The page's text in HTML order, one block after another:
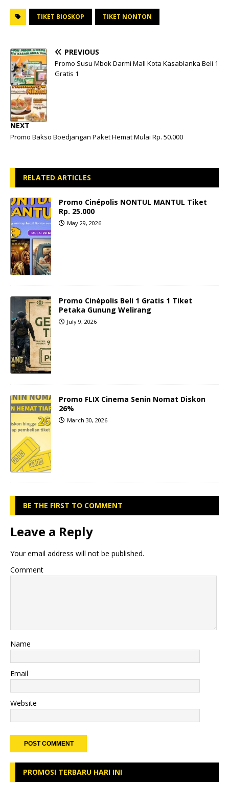
TIKET BIOSKOP TIKET NONTON
PREVIOUS
Promo Susu Mbok Darmi Mall Kota Kasablanka Beli 1
Gratis 1
NEXT
Promo Bakso Boedjangan Paket Hemat Mulai Rp. 50.000
RELATED ARTICLES
Promo Cinépolis NONTUL MANTUL Tiket
Rp. 25.000
May 29, 2026
Promo Cinépolis Beli 1 Gratis 1 Tiket
Petaka Gunung Welirang
July 9, 2026
Promo FLIX Cinema Senin Nomat Diskon
26%
March 30, 2026
BE THE FIRST TO COMMENT
Leave a Reply
Your email address will not be published.
Comment
Name
Email
Website
PROMOSI TERBARU HARI INI